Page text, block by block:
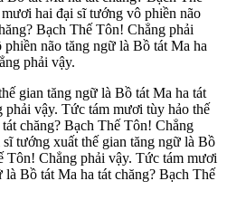
hai đại sĩ tướng vô phiền não
Bạch Thế Tôn! Chẳng phải
não tăng ngữ là Bồ tát Ma ha
phải vậy.
gian tăng ngữ là Bồ tát Ma ha tát
phải vậy. Tức tám mươi tùy hảo thế
chăng? Bạch Thế Tôn! Chẳng
tướng xuất thế gian tăng ngữ là Bồ
Tôn! Chẳng phải vậy. Tức tám mươi
Bồ tát Ma ha tát chăng? Bạch Thế